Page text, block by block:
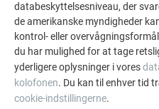
Bestemmelse af en ret vinkel
Markér først det ønskede
strækning på 3 m langs den
dannes. Fra det samme
strækning på 4 m i omtrent
databeskyttelsesniveau, der
de amerikanske myndigheder
kontrol- eller
du har mulighed for at tage
yderligere oplysninger i vores
kolofonen. Du kan til enhver tid
cookie-indstillingerne.